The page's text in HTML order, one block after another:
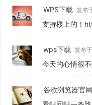
WPS下载 发布
支持楼上的！
wps下载 发布
今天的心情很
谷歌浏览器官网